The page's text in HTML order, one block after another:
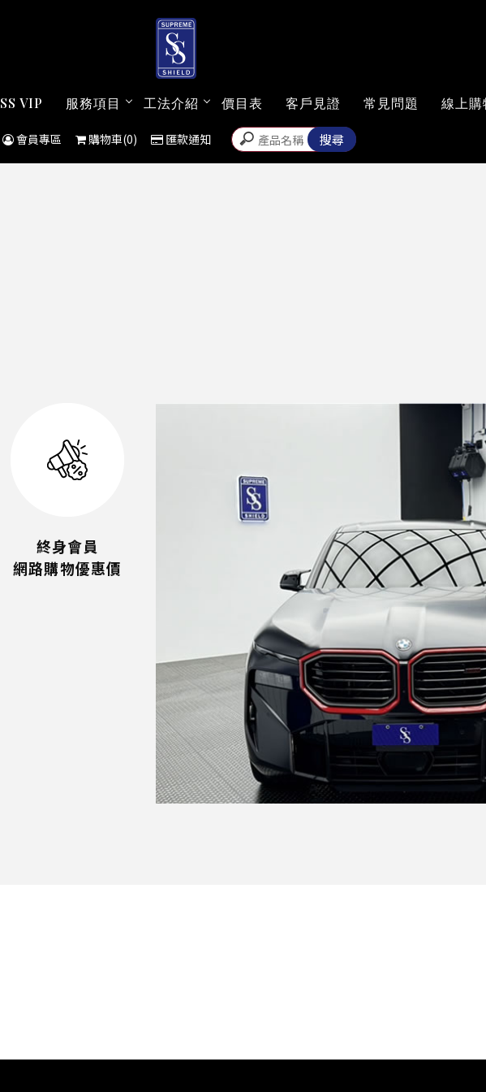
SS VIP 服務項目 工法介紹 價目表 客戶見證 常見問題 線上購
會員專區 購物車(0) 匯款通知
終身會員
網路購物優惠價